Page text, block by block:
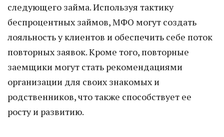
следующего займа. Используя тактику
беспроцентных займов, МФО могут создать
лояльность у клиентов и обеспечить себе поток
повторных заявок. Кроме того, повторные
заемщики могут стать рекомендациями
организации для своих знакомых и
родственников, что также способствует ее
росту и развитию.